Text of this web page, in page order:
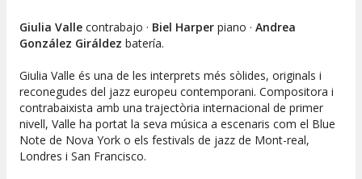
Giulia Valle contrabajo · Biel Harper piano · Andrea
González Giráldez batería.
Giulia Valle és una de les interprets més sòlides, originals i
reconegudes del jazz europeu contemporani. Compositora i
contrabaixista amb una trajectòria internacional de primer
nivell, Valle ha portat la seva música a escenaris com el Blue
Note de Nova York o els festivals de jazz de Mont-real,
Londres i San Francisco.